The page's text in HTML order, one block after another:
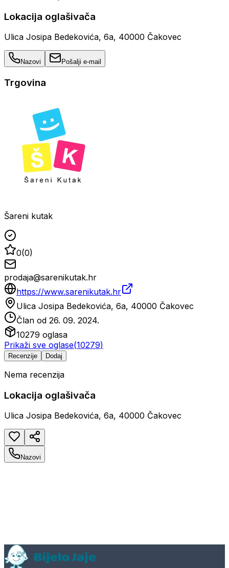
Lokacija oglašivača
Ulica Josipa Bedekovića, 6a, 40000 Čakovec
Nazovi Pošalji e-mail
Trgovina
Šareni kutak
0(0)
prodaja@sarenikutak.hr
https://www.sarenikutak.hr
Ulica Josipa Bedekovića, 6a, 40000 Čakovec
Član od 26. 09. 2024.
10279 oglasa
Prikaži sve oglase(10279)
Recenzije Dodaj
Nema recenzija
Lokacija oglašivača
Ulica Josipa Bedekovića, 6a, 40000 Čakovec
Nazovi